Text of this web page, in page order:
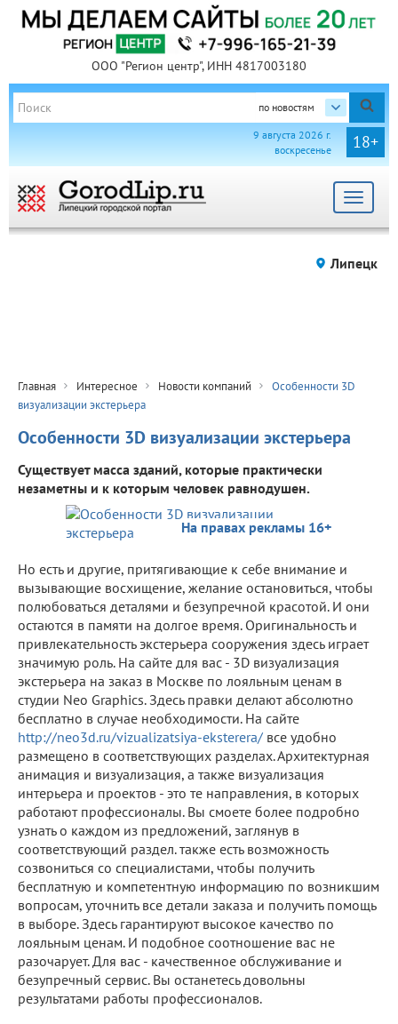
ООО "Регион центр", ИНН 4817003180
по новостям
18+
9 августа 2026 г.
воскресенье
Toggle
Липецк
Главная Интересное Новости компаний
Особенности 3D
визуализации экстерьера
Особенности 3D визуализации экстерьера
Существует масса зданий, которые практически
незаметны и к которым человек равнодушен.
На правах рекламы 16+
Но есть и другие, притягивающие к себе внимание и
вызывающие восхищение, желание остановиться, чтобы
полюбоваться деталями и безупречной красотой. И они
остаются в памяти на долгое время. Оригинальность и
привлекательность экстерьера сооружения здесь играет
значимую роль. На сайте для вас - 3D визуализация
экстерьера на заказ в Москве по лояльным ценам в
студии Neo Graphics. Здесь правки делают абсолютно
бесплатно в случае необходимости. На сайте
http://neo3d.ru/vizualizatsiya-eksterera/ все удобно
размещено в соответствующих разделах. Архитектурная
анимация и визуализация, а также визуализация
интерьера и проектов - это те направления, в которых
работают профессионалы. Вы смоете более подробно
узнать о каждом из предложений, заглянув в
соответствующий раздел. также есть возможность
созвониться со специалистами, чтобы получить
бесплатную и компетентную информацию по возникшим
вопросам, уточнить все детали заказа и получить помощь
в выборе. Здесь гарантируют высокое качество по
лояльным ценам. И подобное соотношение вас не
разочарует. Для вас - качественное обслуживание и
безупречный сервис. Вы останетесь довольны
результатами работы профессионалов.